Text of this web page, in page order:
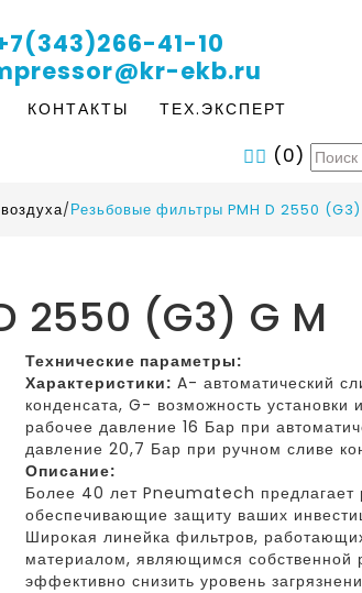
41-10
ekb.ru
КОНТАКТЫ ТЕХ.ЭКСПЕРТ
(0)
/Резьбовые фильтры PMH D 2550 (G3)
2550 (G3) G M
Технические параметры:
Характеристики: A- автоматический
конденсата, G- возможность
рабочее давление 16 Бар при
давление 20,7 Бар при ручном сливе
Описание:
Более 40 лет Pneumatech предлагает
обеспечивающие защиту ваших
Широкая линейка фильтров,
материалом, являющимся собственной
эффективно снизить уровень